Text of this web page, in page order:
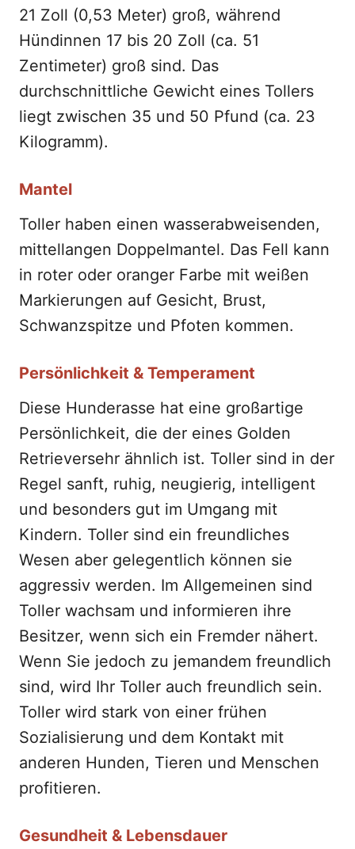
21 Zoll (0,53 Meter) groß, während
Hündinnen 17 bis 20 Zoll (ca. 51
Zentimeter) groß sind. Das
durchschnittliche Gewicht eines Tollers
liegt zwischen 35 und 50 Pfund (ca. 23
Kilogramm).
Mantel
Toller haben einen wasserabweisenden,
mittellangen Doppelmantel. Das Fell kann
in roter oder oranger Farbe mit weißen
Markierungen auf Gesicht, Brust,
Schwanzspitze und Pfoten kommen.
Persönlichkeit & Temperament
Diese Hunderasse hat eine großartige
Persönlichkeit, die der eines Golden
Retrieversehr ähnlich ist. Toller sind in der
Regel sanft, ruhig, neugierig, intelligent
und besonders gut im Umgang mit
Kindern. Toller sind ein freundliches
Wesen aber gelegentlich können sie
aggressiv werden. Im Allgemeinen sind
Toller wachsam und informieren ihre
Besitzer, wenn sich ein Fremder nähert.
Wenn Sie jedoch zu jemandem freundlich
sind, wird Ihr Toller auch freundlich sein.
Toller wird stark von einer frühen
Sozialisierung und dem Kontakt mit
anderen Hunden, Tieren und Menschen
profitieren.
Gesundheit & Lebensdauer